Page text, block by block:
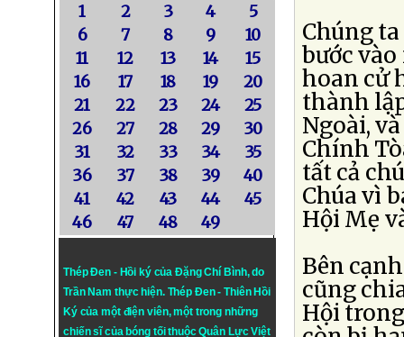
1 2 3 4
5
6
7 8 9
10
11
12 13 14
15
16
17 18 19
20
21
22 23 24
25
26
27 28 29
30
31
32 33 34
35
36
37 38 39
40
41
42 43 44
45
46
47 48 49
Thép Đen - Hồi ký của Đặng Chí Bình, do
Trần Nam thực hiện. Thép Đen- Thiên Hồi
Ký của một điện viên, một trong những
chiến sĩ của bóng tối thuộc Quân Lực Việt
Chúng
bước
hoan cử
thành
Ngoài,
Chính
tất cả
Chúa vì
Hội Mẹ
Bên
cũng
Hội